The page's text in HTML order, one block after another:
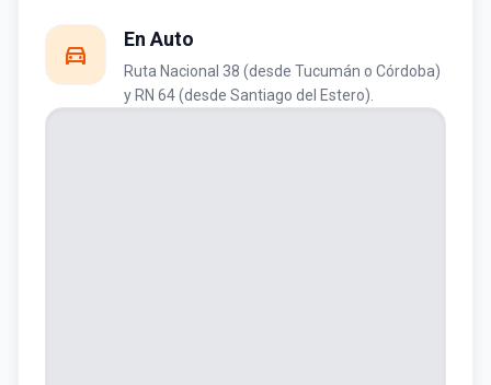
directions_car
En Auto
Ruta Nacional 38 (desde Tucumán o Córdoba)
y RN 64 (desde Santiago del Estero).